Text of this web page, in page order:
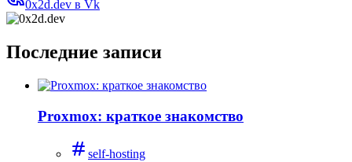
0x2d.dev в Vk
Последние записи
Proxmox: краткое знакомство
self-hosting